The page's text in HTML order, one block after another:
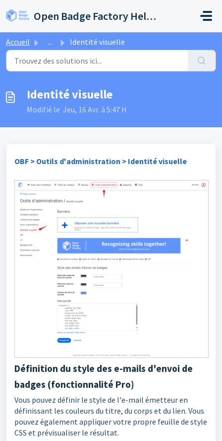
Open Badge Factory Help Center
Accueil ... Identité visuelle
Identité visuelle
Modifié le Jeu, 16 Avr. à 5:47 H
OBF > Outils d'administration > Identité visuelle
Définition du style des e-mails d'envoi de
badges (fonctionnalité Pro)
Vous pouvez définir le style de l'e-mail émetteur en
définissant les couleurs du titre, du corps et du lien. Vous
pouvez également appliquer votre propre feuille de style
CSS et prévisualiser le résultat.